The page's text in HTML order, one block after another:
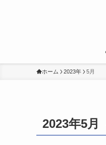
ホーム 2023年 5月
2023年5月